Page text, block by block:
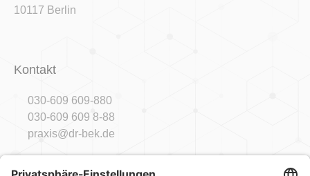
10117 Berlin
Kontakt
030-609 609-880
030-609 609 8-88
praxis@dr-bek.de